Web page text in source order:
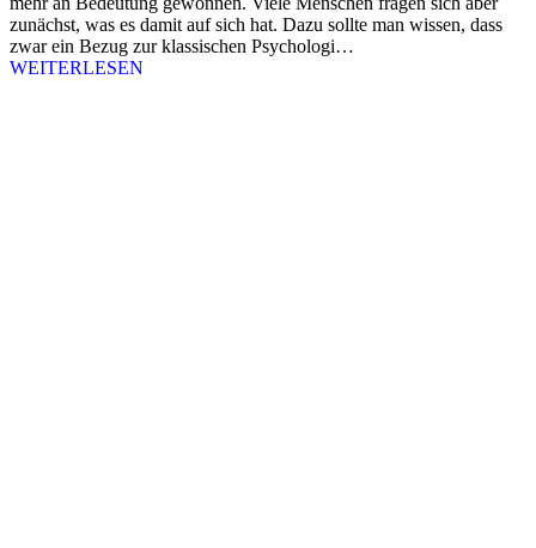
zunächst, was es damit auf sich hat. Dazu sollte man wissen, dass
zwar ein Bezug zur klassischen Psychologi…
WEITERLESEN